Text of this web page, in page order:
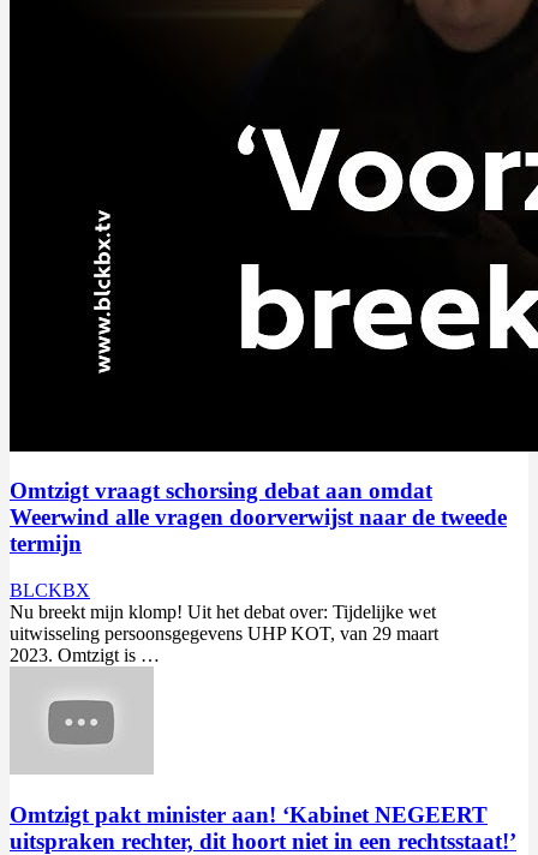
Omtzigt vraagt schorsing debat aan omdat
Weerwind alle vragen doorverwijst naar de tweede
termijn
BLCKBX
Nu breekt mijn klomp! Uit het debat over: Tijdelijke wet
uitwisseling persoonsgegevens UHP KOT, van 29 maart
2023. Omtzigt is …
Omtzigt pakt minister aan! ‘Kabinet NEGEERT
uitspraken rechter, dit hoort niet in een rechtsstaat!’